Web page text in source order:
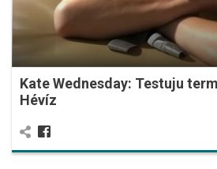
Kate Wednesday: Testuju
Hévíz